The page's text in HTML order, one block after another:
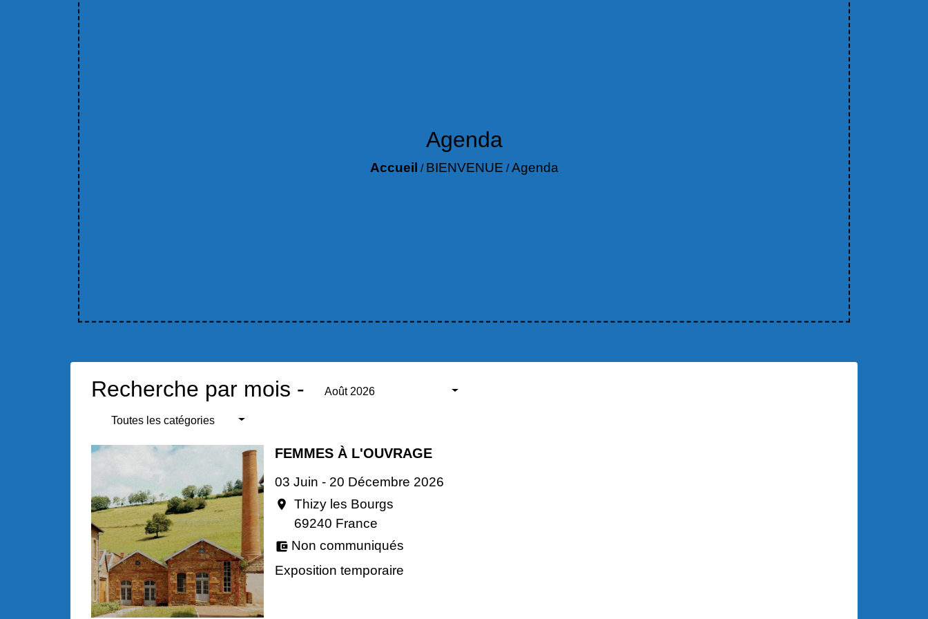
Agenda
Accueil / BIENVENUE /Agenda
Recherche par mois - Août 2026
Toutes les catégories
FEMMES À L'OUVRAGE
03 Juin - 20 Décembre 2026
location_on
Thizy les Bourgs
69240 France
account_balance_wallet Non communiqués
Exposition temporaire